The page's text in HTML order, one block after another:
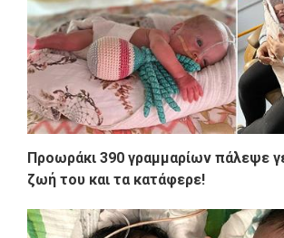
Προωράκι 390 γραμμαρίων πάλεψε
ζωή του και τα κατάφερε!